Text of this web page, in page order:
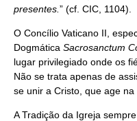
presentes. ” (cf. CIC, 1104).
O Concílio Vaticano II,
Dogmática Sacrosanctum
lugar privilegiado onde os
Não se trata apenas de
se unir a Cristo, que age
A Tradição da Igreja